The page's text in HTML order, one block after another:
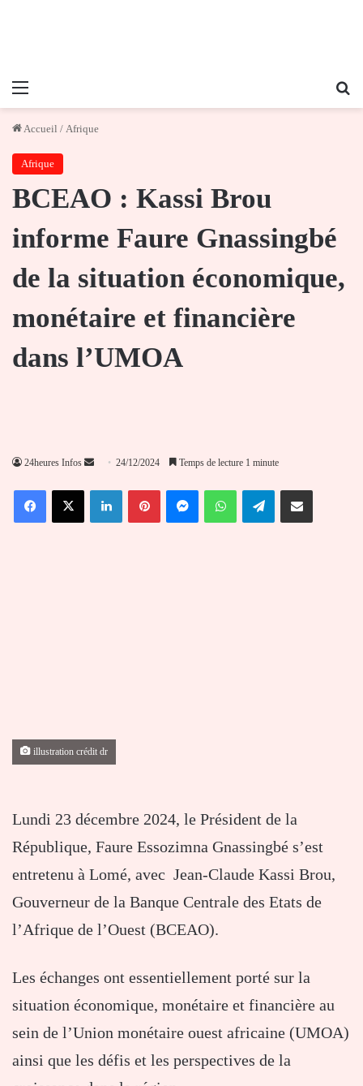
Menu
Accueil / Afrique
Afrique
BCEAO : Kassi Brou
informe Faure Gnassingbé
de la situation économique,
monétaire et financière
dans l’UMOA
24heures Infos
Envoyer
courriel
24/12/2024 Temps de lecture 1 minute
FacebookX LinkedinPinterestMessengerWhatsAppTelegramPartager par email
illustration crédit dr
Lundi 23 décembre 2024, le Président de la
République, Faure Essozimna Gnassingbé s’est
entretenu à Lomé, avec Jean-Claude Kassi Brou,
Gouverneur de la Banque Centrale des Etats de
l’Afrique de l’Ouest (BCEAO).
Les échanges ont essentiellement porté sur la
situation économique, monétaire et financière au
sein de l’Union monétaire ouest africaine (UMOA)
ainsi que les défis et les perspectives de la